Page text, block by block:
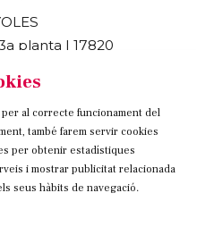
planta | 17820
CookiesContacteu
instagram
Link a twitter
Link a facebook
al correcte funcionament del
també farem servir cookies
per obtenir estadístiques
i mostrar publicitat relacionada
seus hàbits de navegació.